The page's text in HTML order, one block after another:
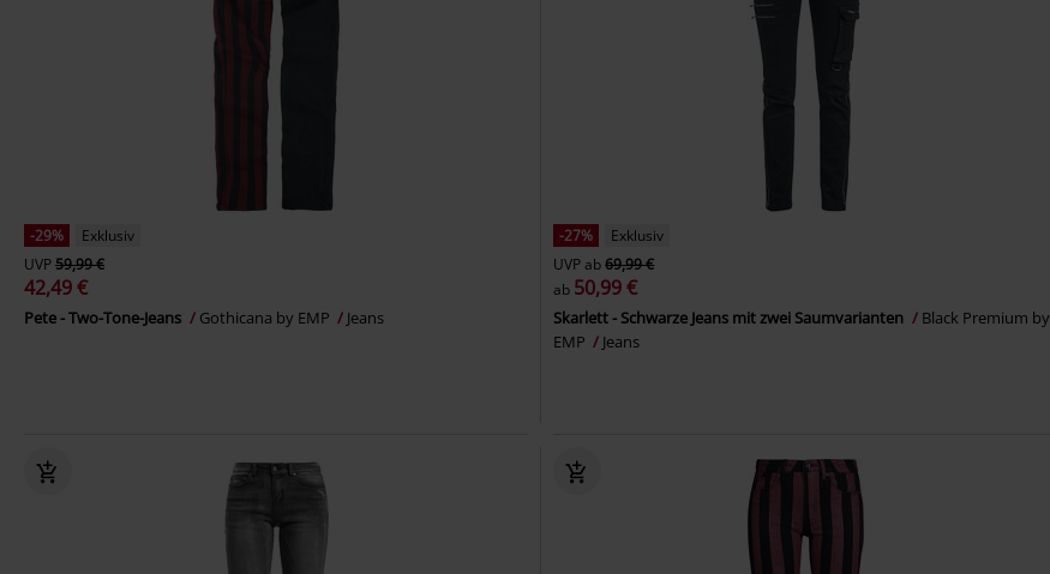
-29%
Exklusiv
UVP59,99 €
42,49 €
Pete - Two-Tone-Jeans Gothicana by EMP Jeans
-27%
Exklusiv
UVPab69,99 €
ab 50,99 €
Skarlett - Schwarze Jeans mit zwei Saumvarianten
Black Premium by
EMP
Jeans